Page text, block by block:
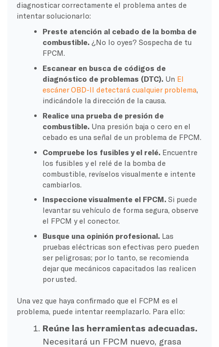
diagnosticar correctamente el problema antes de
intentar solucionarlo:
Preste atención al cebado de la bomba de
combustible. ¿No lo oyes? Sospecha de tu
FPCM.
Escanear en busca de códigos de
diagnóstico de problemas (DTC). Un El
escáner OBD-II detectará cualquier problema,
indicándole la dirección de la causa.
Realice una prueba de presión de
combustible. Una presión baja o cero en el
cebado es una señal de un problema de FPCM.
Compruebe los fusibles y el relé. Encuentre
los fusibles y el relé de la bomba de
combustible, revíselos visualmente e intente
cambiarlos.
Inspeccione visualmente el FPCM. Si puede
levantar su vehículo de forma segura, observe
el FPCM y el conector.
Busque una opinión profesional. Las
pruebas eléctricas son efectivas pero pueden
ser peligrosas; por lo tanto, se recomienda
dejar que mecánicos capacitados las realicen
por usted.
Una vez que haya confirmado que el FCPM es el
problema, puede intentar reemplazarlo. Para ello:
Reúne las herramientas adecuadas.
Necesitará un FPCM nuevo, grasa